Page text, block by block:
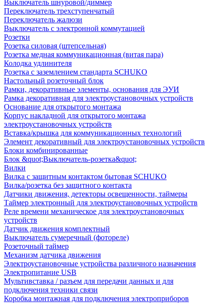
Выключатель шнуровой/диммер
Переключатель трехступенчатый
Переключатель жалюзи
Выключатель с электронной коммутацией
Розетки
Розетка силовая (штепсельная)
Розетка медная коммуникационная (витая пара)
Колодка удлинителя
Розетка с заземлением стандарта SCHUKO
Настольный розеточный блок
Рамки, декоративные элементы, основания для ЭУИ
Рамка декоративная для электроустановочных устройств
Основание для открытого монтажа
Корпус накладной для открытого монтажа
электроустановочных устройств
Вставка/крышка для коммуникационных технологий
Элемент декоративный для электроустановочных устройств
Блоки комбинированные
Блок &quot;Выключатель-розетка&quot;
Вилки
Вилка с защитным контактом бытовая SCHUKO
Вилка/розетка без защитного контакта
Датчики движения, детекторы освещенности, таймеры
Таймер электронный для электроустановочных устройств
Реле времени механическое для электроустановочных
устройств
Датчик движения комплектный
Выключатель сумеречный (фотореле)
Розеточный таймер
Механизм датчика движения
Электроустановочные устройства различного назначения
Электропитание USB
Мультивставка / разъем для передачи данных и для
подключения техники связи
Коробка монтажная для подключения электроприборов